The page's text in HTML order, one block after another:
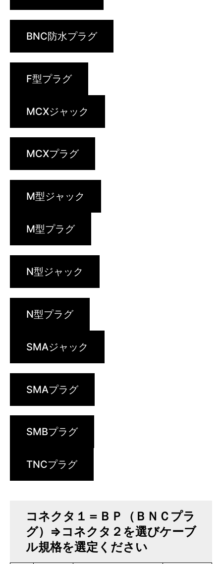
BNC防水プラグ
F型プラグ
MCXジャック
MCXプラグ
M型ジャック
M型プラグ
N型ジャック
N型プラグ
SMAジャック
SMAプラグ
SMBプラグ
TNCプラグ
コネクタ１＝ＢＰ（ＢＮＣプラ
グ）⇒コネクタ２を選びケーブ
ル規格を選定ください